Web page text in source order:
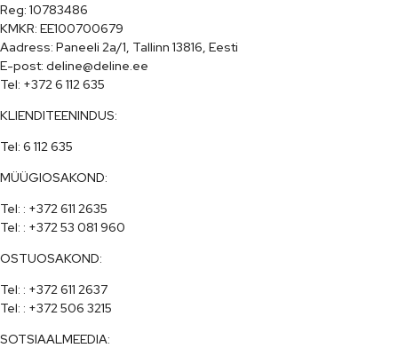
Reg: 10783486
KMKR: EE100700679
Aadress: Paneeli 2a/1, Tallinn 13816, Eesti
E-post: deline@deline.ee
Tel: +372 6 112 635
KLIENDITEENINDUS:
Tel: 6 112 635
MÜÜGIOSAKOND:
Tel: : +372 611 2635
Tel: : +372 53 081 960
OSTUOSAKOND:
Tel: : +372 611 2637
Tel: : +372 506 3215
SOTSIAALMEEDIA: